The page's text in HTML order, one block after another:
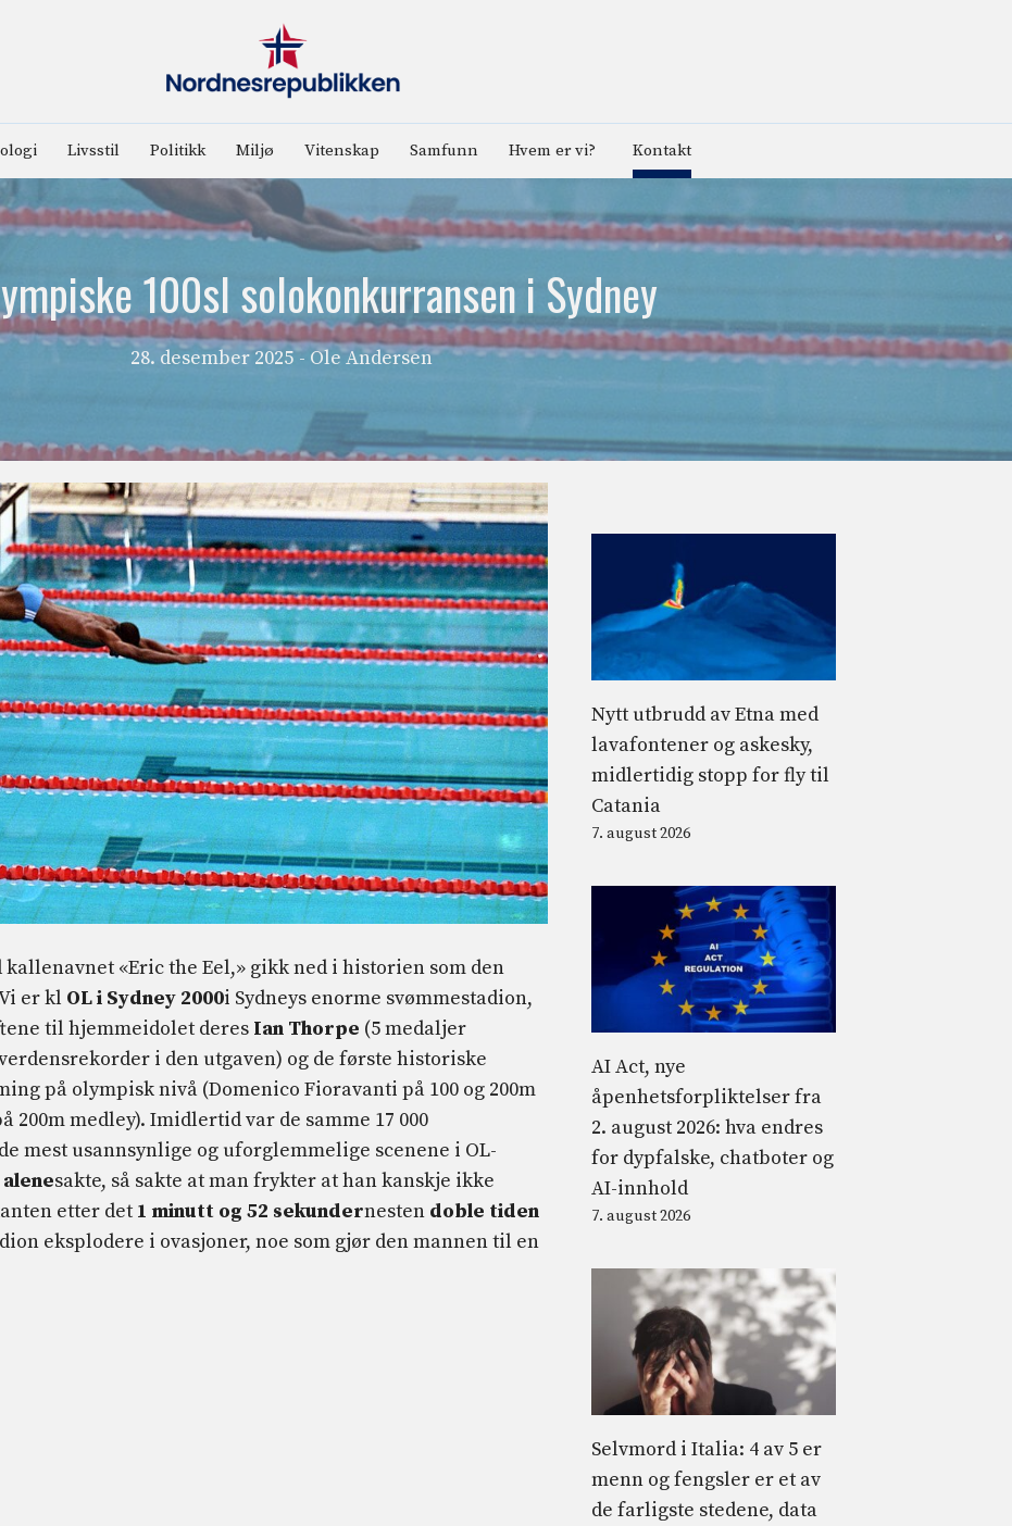
Livsstil Politikk Miljø Vitenskap Samfunn Hvem er vi? Kontakt
100sl solokonkurransen i Sydney
28. desember 2025 - Ole Andersen
kallenavnet «Eric the Eel,» gikk ned i historien som den
er kl OL i Sydney 2000i Sydneys enorme svømmestadion,
til hjemmeidolet deres Ian Thorpe (5 medaljer
i den utgaven) og de første historiske
på olympisk nivå (Domenico Fioravanti på 100 og 200m
200m medley). Imidlertid var de samme 17 000
mest usannsynlige og uforglemmelige scenene i OL-
sakte, så sakte at man frykter at han kanskje ikke
etter det 1 minutt og 52 sekundernesten doble tiden
eksplodere i ovasjoner, noe som gjør den mannen til en
Nytt utbrudd av Etna med
lavafontener og askesky,
midlertidig stopp for fly til
Catania
7. august 2026
AI Act, nye
åpenhetsforpliktelser fra
2. august 2026: hva endres
for dypfalske, chatboter og
AI-innhold
7. august 2026
Selvmord i Italia: 4 av 5 er
menn og fengsler er et av
de farligste stedene, data